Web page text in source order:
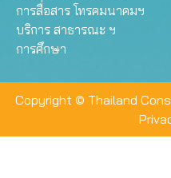
การสื่อสาร โทรคมนาคมฯ
บริการ สาธารณะ ฯ
การศึกษา
Copyright © Thailand